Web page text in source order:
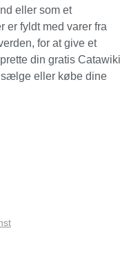
eller som et
er fyldt med varer fra
for at give et
din gratis Catawiki
sælge eller købe dine